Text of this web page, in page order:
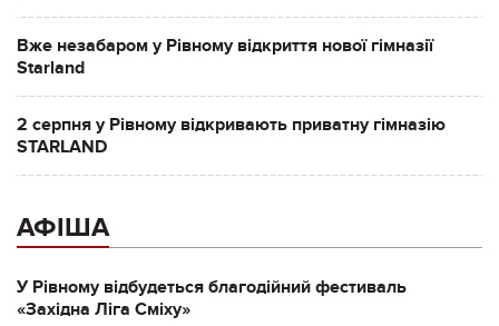
Вже незабаром у Рівному відкриття нової гімназії
Starland
2 серпня у Рівному відкривають приватну гімназію
STARLAND
АФІША
У Рівному відбудеться благодійний фестиваль
«Західна Ліга Сміху»